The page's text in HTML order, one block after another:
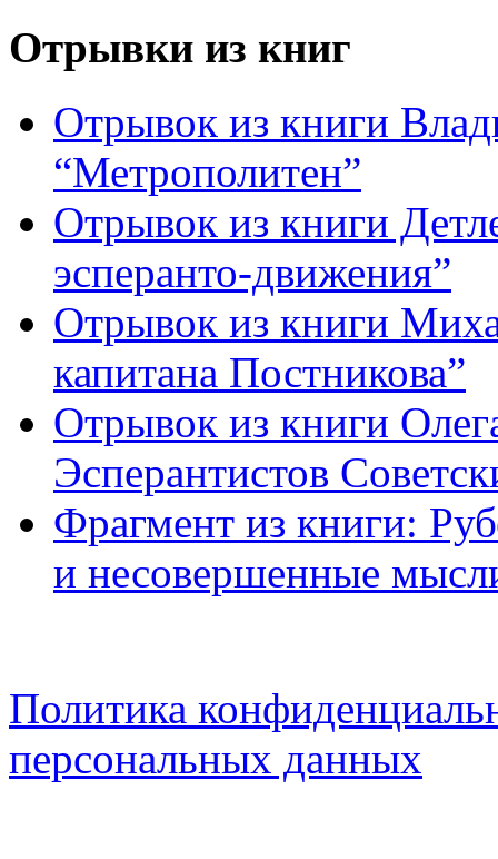
Отрывки из книг
Отрывок из книги
“Метрополитен”
Отрывок из книги
эсперанто-движения”
Отрывок из книги
капитана Постникова”
Отрывок из книги
Эсперантистов
Фрагмент из книги:
и несовершенные
Политика
персональных данных